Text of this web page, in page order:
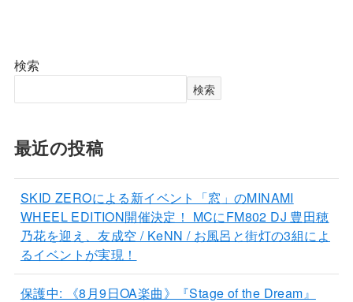
検索
検索
最近の投稿
SKID ZEROによる新イベント「窓」のMINAMI
WHEEL EDITION開催決定！ MCにFM802 DJ 豊田穂
乃花を迎え、友成空 / KeNN / お風呂と街灯の3組によ
るイベントが実現！
保護中: 《8月9日OA楽曲》『Stage of the Dream』